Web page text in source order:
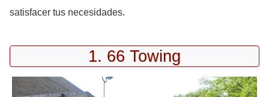
satisfacer tus necesidades.
1. 66 Towing